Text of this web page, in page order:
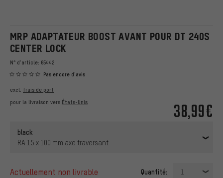
MRP ADAPTATEUR BOOST AVANT POUR DT 240S
CENTER LOCK
N° d'article: 65442
Pas encore d'avis
38,99€
excl. frais de port
pour la livraison vers États-Unis
black
RA 15 x 100 mm axe traversant
actuellement non livrable Quantité: 1